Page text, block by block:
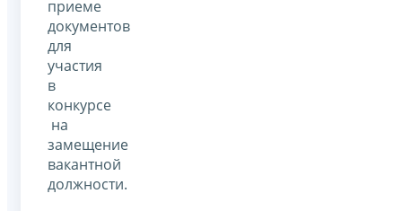
приеме
документов
для
участия
в
конкурсе
на
замещение
вакантной
должности.